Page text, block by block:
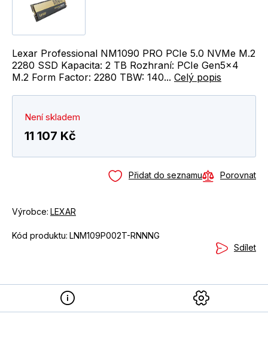
Lexar Professional NM1090 PRO PCIe 5.0 NVMe M.2
2280 SSD Kapacita: 2 TB Rozhraní: PCIe Gen5x4
M.2 Form Factor: 2280 TBW: 140... Celý popis
Není skladem
11 107 Kč
Přidat do seznamu Porovnat
Výrobce: LEXAR
Kód produktu: LNM109P002T-RNNNG
Sdílet